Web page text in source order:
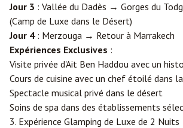
Jour 3 : Vallée du Dadès → Gorges du
(Camp de Luxe dans le Désert)
Jour 4: Merzouga → Retour à Marrakech
Expériences Exclusives :
Visite privée d'Ait Ben Haddou avec un
Cours de cuisine avec un chef étoilé dans
Spectacle musical privé dans le désert
Soins de spa dans des établissements
3. Expérience Glamping de Luxe de 2 Nuits